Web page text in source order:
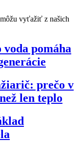
vyťažiť z našich
pomáha
prečo v
len teplo